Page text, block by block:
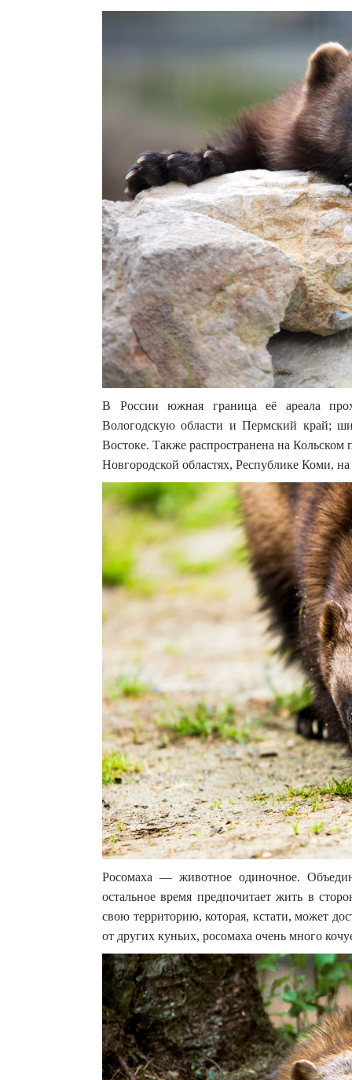
В России южная граница её ареала
Вологодскую области и Пермский край;
Востоке. Также распространена на
Новгородской областях, Республике Коми,
Росомаха — животное одиночное.
остальное время предпочитает жить в
свою территорию, которая, кстати, может
от других куньих, росомаха очень много